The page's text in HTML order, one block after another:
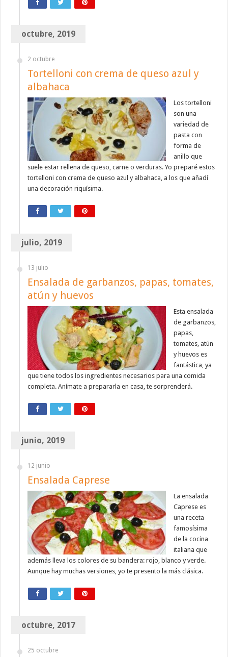
octubre, 2019
2 octubre
Tortelloni con crema de queso azul y
albahaca
Los tortelloni
son una
variedad de
pasta con
forma de
anillo que
suele estar rellena de queso, carne o verduras. Yo preparé estos
tortelloni con crema de queso azul y albahaca, a los que añadí
una decoración riquísima.
julio, 2019
13 julio
Ensalada de garbanzos, papas, tomates,
atún y huevos
Esta ensalada
de garbanzos,
papas,
tomates, atún
y huevos es
fantástica, ya
que tiene todos los ingredientes necesarios para una comida
completa. Anímate a prepararla en casa, te sorprenderá.
junio, 2019
12 junio
Ensalada Caprese
La ensalada
Caprese es
una receta
famosísima
de la cocina
italiana que
además lleva los colores de su bandera: rojo, blanco y verde.
Aunque hay muchas versiones, yo te presento la más clásica.
octubre, 2017
25 octubre